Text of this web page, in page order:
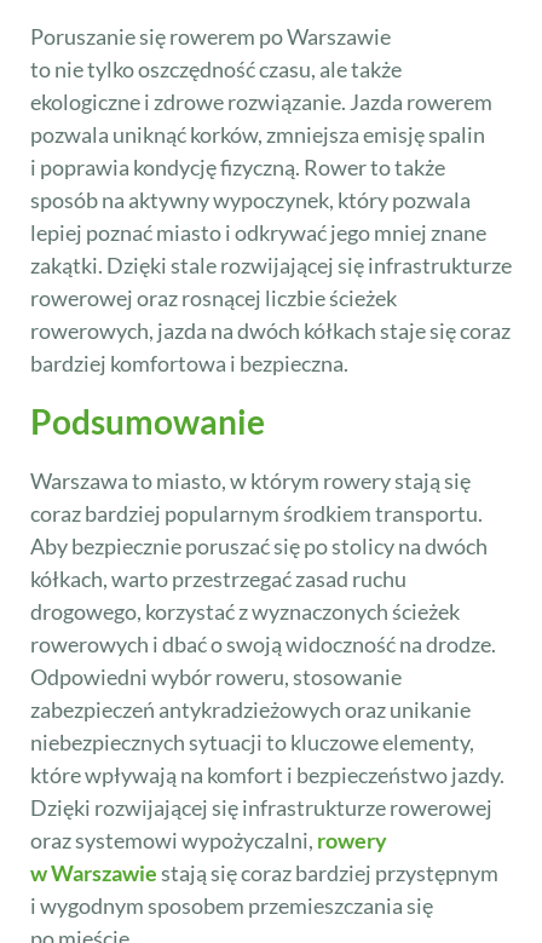
Poruszanie się rowerem po Warszawie
to nie tylko oszczędność czasu, ale także
ekologiczne i zdrowe rozwiązanie. Jazda rowerem
pozwala uniknąć korków, zmniejsza emisję spalin
i poprawia kondycję fizyczną. Rower to także
sposób na aktywny wypoczynek, który pozwala
lepiej poznać miasto i odkrywać jego mniej znane
zakątki. Dzięki stale rozwijającej się infrastrukturze
rowerowej oraz rosnącej liczbie ścieżek
rowerowych, jazda na dwóch kółkach staje się coraz
bardziej komfortowa i bezpieczna.
Podsumowanie
Warszawa to miasto, w którym rowery stają się
coraz bardziej popularnym środkiem transportu.
Aby bezpiecznie poruszać się po stolicy na dwóch
kółkach, warto przestrzegać zasad ruchu
drogowego, korzystać z wyznaczonych ścieżek
rowerowych i dbać o swoją widoczność na drodze.
Odpowiedni wybór roweru, stosowanie
zabezpieczeń antykradzieżowych oraz unikanie
niebezpiecznych sytuacji to kluczowe elementy,
które wpływają na komfort i bezpieczeństwo jazdy.
Dzięki rozwijającej się infrastrukturze rowerowej
oraz systemowi wypożyczalni, rowery
w Warszawiestają się coraz bardziej przystępnym
i wygodnym sposobem przemieszczania się